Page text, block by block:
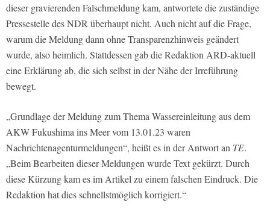
dieser gravierenden Falschmeldung kam, antwortete die zuständige
Pressestelle des NDR überhaupt nicht. Auch nicht auf die Frage,
warum die Meldung dann ohne Transparenzhinweis geändert
wurde, also heimlich. Stattdessen gab die Redaktion ARD-aktuell
eine Erklärung ab, die sich selbst in der Nähe der Irreführung
bewegt.
„Grundlage der Meldung zum Thema Wassereinleitung aus dem
AKW Fukushima ins Meer vom 13.01.23 waren
Nachrichtenagenturmeldungen“, heißt es in der Antwort an TE.
„Beim Bearbeiten dieser Meldungen wurde Text gekürzt. Durch
diese Kürzung kam es im Artikel zu einem falschen Eindruck. Die
Redaktion hat dies schnellstmöglich korrigiert.“